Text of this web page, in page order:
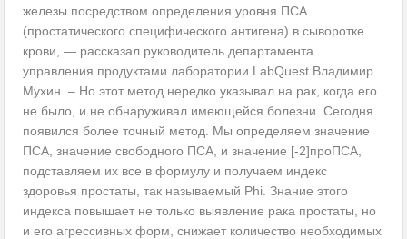
железы посредством определения уровня ПСА
(простатического специфического антигена) в сыворотке
крови, — рассказал руководитель департамента
управления продуктами лаборатории LabQuest Владимир
Мухин. – Но этот метод нередко указывал на рак, когда его
не было, и не обнаруживал имеющейся болезни. Сегодня
появился более точный метод. Мы определяем значение
ПСА, значение свободного ПСА, и значение [-2]проПСА,
подставляем их все в формулу и получаем индекс
здоровья простаты, так называемый Phi. Знание этого
индекса повышает не только выявление рака простаты, но
и его агрессивных форм, снижает количество необходимых